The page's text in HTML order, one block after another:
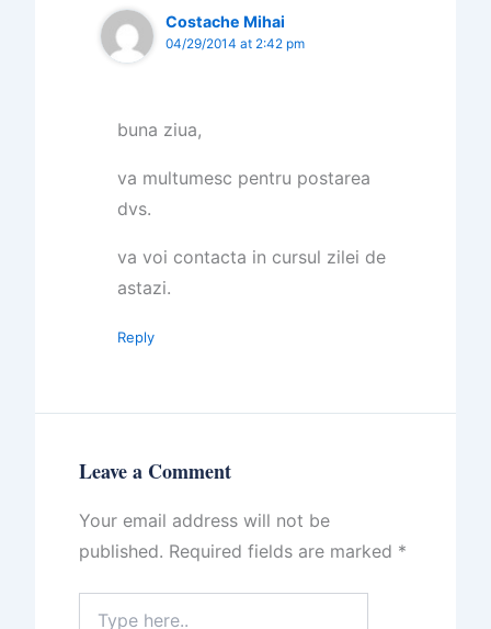
Costache Mihai
04/29/2014 at 2:42 pm
buna ziua,
va multumesc pentru postarea
dvs.
va voi contacta in cursul zilei de
astazi.
Reply
Leave a Comment
Your email address will not be
published. Required fields are marked *
here..